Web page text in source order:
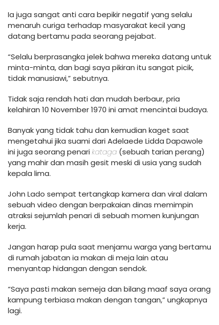
Ia juga sangat anti cara bepikir negatif yang selalu
menaruh curiga terhadap masyarakat kecil yang
datang bertamu pada seorang pejabat.
“Selalu berprasangka jelek bahwa mereka datang untuk
minta-minta, dan bagi saya pikiran itu sangat picik,
tidak manusiawi,” sebutnya.
Tidak saja rendah hati dan mudah berbaur, pria
kelahiran 10 November 1970 ini amat mencintai budaya.
Banyak yang tidak tahu dan kemudian kaget saat
mengetahui jika suami dari Adelaede Lidda Dapawole
ini juga seorang penarikataga (sebuah tarian perang)
yang mahir dan masih gesit meski di usia yang sudah
kepala lima.
John Lado sempat tertangkap kamera dan viral dalam
sebuah video dengan berpakaian dinas memimpin
atraksi sejumlah penari di sebuah momen kunjungan
kerja.
Jangan harap pula saat menjamu warga yang bertamu
di rumah jabatan ia makan di meja lain atau
menyantap hidangan dengan sendok.
“Saya pasti makan semeja dan bilang maaf saya orang
kampung terbiasa makan dengan tangan,” ungkapnya
lagi.